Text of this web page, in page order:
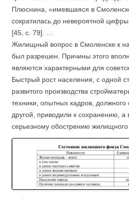
Плюснина, «имевшаяся в
сократилась до невероятной
[45, с. 79]. …
Жилищный вопрос в Смоленске к
был разрешен. Причины этого
являются характерными для
Быстрый рост населения, с одной
развитого производства
техники, опытных кадров,
другой, приводили к сохранению, а
серьезному обострению жилищного